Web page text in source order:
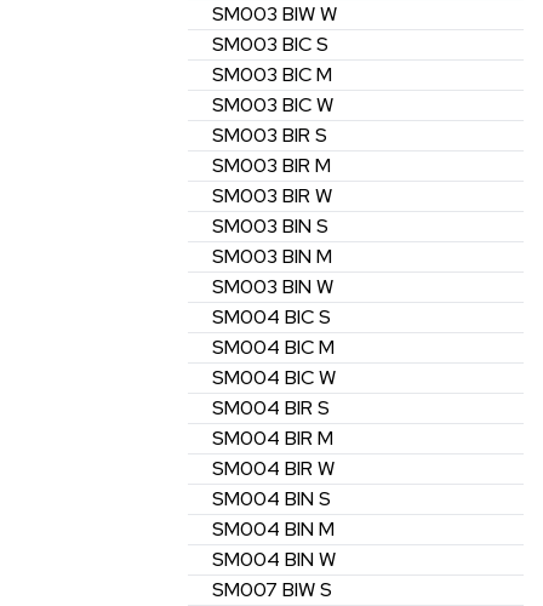
SM003 BIW W
SM003 BIC S
SM003 BIC M
SM003 BIC W
SM003 BIR S
SM003 BIR M
SM003 BIR W
SM003 BIN S
SM003 BIN M
SM003 BIN W
SM004 BIC S
SM004 BIC M
SM004 BIC W
SM004 BIR S
SM004 BIR M
SM004 BIR W
SM004 BIN S
SM004 BIN M
SM004 BIN W
SM007 BIW S